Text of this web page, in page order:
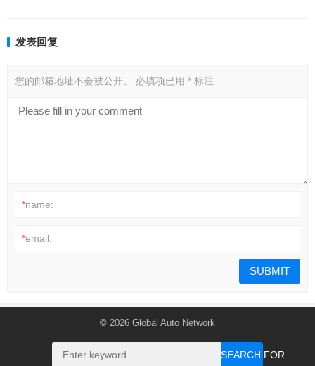
发表回复
您的邮箱地址不会被公开。 必填项已用 * 标注
*name:
*email:
© 2026 Global Auto Network
SEARCH FOR